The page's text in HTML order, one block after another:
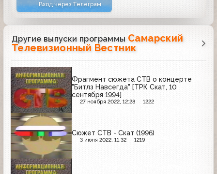
Вход через Телеграм
Другие выпуски программы Самарский
Телевизионный Вестник
Фрагмент сюжета СТВ о концерте
"Битлз Навсегда" [ТРК Скат, 10
сентября 1994]
27 ноября 2022, 12:28 1222
Сюжет СТВ - Скат (1996)
3 июня 2022, 11:32 1219